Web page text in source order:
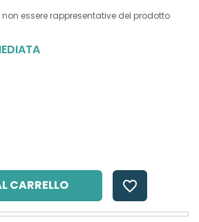
essere rappresentative del prodotto
CARRELLO favorite_border